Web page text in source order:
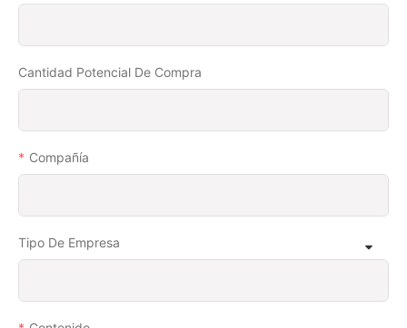
Cantidad Potencial De Compra
Compañía
Tipo De Empresa